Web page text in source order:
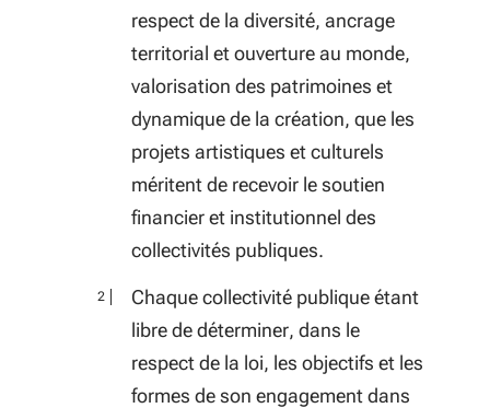
respect de la diversité, ancrage
territorial et ouverture au monde,
valorisation des patrimoines et
dynamique de la création, que les
projets artistiques et culturels
méritent de recevoir le soutien
financier et institutionnel des
collectivités publiques.
Chaque collectivité publique étant
libre de déterminer, dans le
respect de la loi, les objectifs et les
formes de son engagement dans